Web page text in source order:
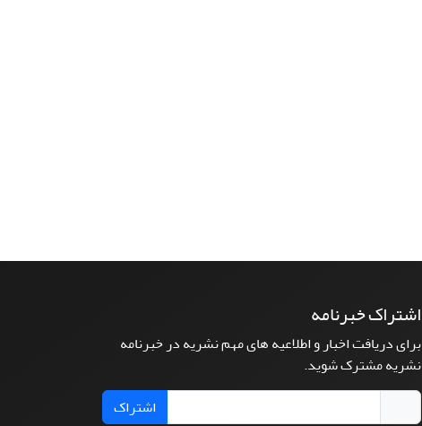
اشتراک خبرنامه
برای دریافت اخبار و اطلاعیه های مهم نشریه در خبرنامه
نشریه مشترک شوید.
اشتراک